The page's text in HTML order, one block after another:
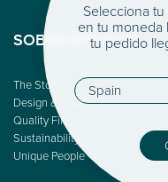
SOBRE WOODYS
The Story
Design & Color
Quality First
Sustainability
Unique People
Selecciona
en tu moneda
tu pedido